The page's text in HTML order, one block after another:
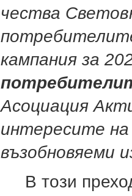
чества
кампания за
Асоциация
интересите
възобновяеми
В този